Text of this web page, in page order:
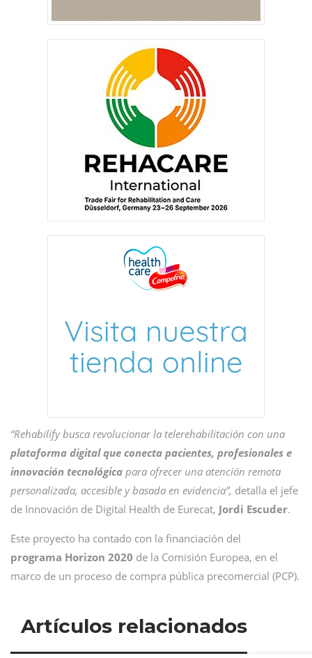
“Rehabilify busca revolucionar la telerehabilitación con una
plataforma digital que conecta pacientes, profesionales e
innovación tecnológica para ofrecer una atención remota
personalizada, accesible y basada en evidencia”, detalla el jefe
de Innovación de Digital Health de Eurecat, Jordi Escuder.
Este proyecto ha contado con la financiación del
programa Horizon 2020 de la Comisión Europea, en el
marco de un proceso de compra pública precomercial (PCP).
Artículos relacionados